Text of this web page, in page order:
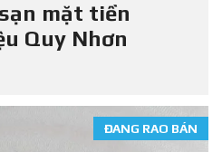
mặt tiền
Quy Nhơn
ĐANG RAO BÁN